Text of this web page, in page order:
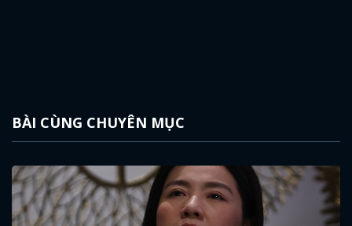
BÀI CÙNG CHUYÊN MỤC